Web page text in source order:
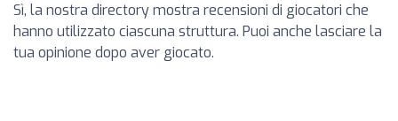
Sì, la nostra directory mostra recensioni di giocatori che
hanno utilizzato ciascuna struttura. Puoi anche lasciare la
tua opinione dopo aver giocato.